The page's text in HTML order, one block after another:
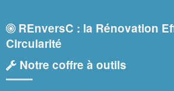
REnversC : la Rénovation
Circularité
Notre coffre à outils